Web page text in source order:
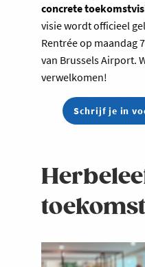
concrete
visie wordt officieel
Rentrée op maandag
van Brussels Airport.
verwelkomen!
Schrijf je in